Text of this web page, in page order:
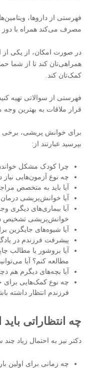
فهرستی از داروها،
مصرف می‌کند همراه با دوز
در صورت امکان، از یکی از
همراهی‌تان کند تا از شما
کمک‌تان کند.
فهرستی از سوالاتی تهیه
قرار ملاقات به بهترین
برای خوانش‌ پریشی، برخی
بپرسید عبارتند از:
چرا کودک مشکل
چه نوع آزمون‌هایی نیاز
آیا باید به متخصص
آیا خوانش‌پریشی
آیا بیماری‌های دیگری
خوانش‌پریشی تشخیص
آیا شیوه‌های جایگزین
پیشرفت فرزندم در
آیا بروشور یا مطالب
مطالعه کنم؟ آیا
آیا بچه‌های دیگرم هم
چه نوع کمک‌هایی برای
فرزندم انتظار داشته
چه انتظاراتی
دکتر نیز به احتمال زیاد
چه زمانی برای اولین